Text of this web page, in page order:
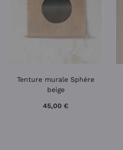
Tenture murale Sphère
beige
45,00 €